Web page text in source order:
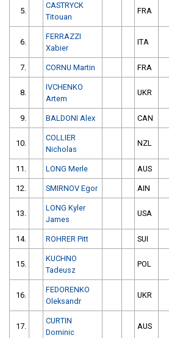
5.
CASTRYCK
Titouan
FRA
6.
FERRAZZI
Xabier
ITA
7. CORNU Martin FRA
8.
IVCHENKO
Artem
UKR
9. BALDONI Alex CAN
10.
COLLIER
Nicholas
NZL
11. LONG Merle AUS
12. SMIRNOV Egor AIN
13.
LONG Kyler
James
USA
14. ROHRER Pitt SUI
15.
KUCHNO
Tadeusz
POL
16.
FEDORENKO
Oleksandr
UKR
17.
CURTIN
Dominic
AUS